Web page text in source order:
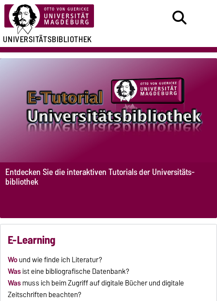
UNIVERSITÄTSBIBLIOTHEK
Entdecken Sie die interaktiven Tutorials der Universitäts-
bibliothek
E-Learning
Wound wie finde ich Literatur?
Wasist eine bibliografische Datenbank?
Wasmuss ich beim Zugriff auf digitale Bücher und digitale
Zeitschriften beachten?